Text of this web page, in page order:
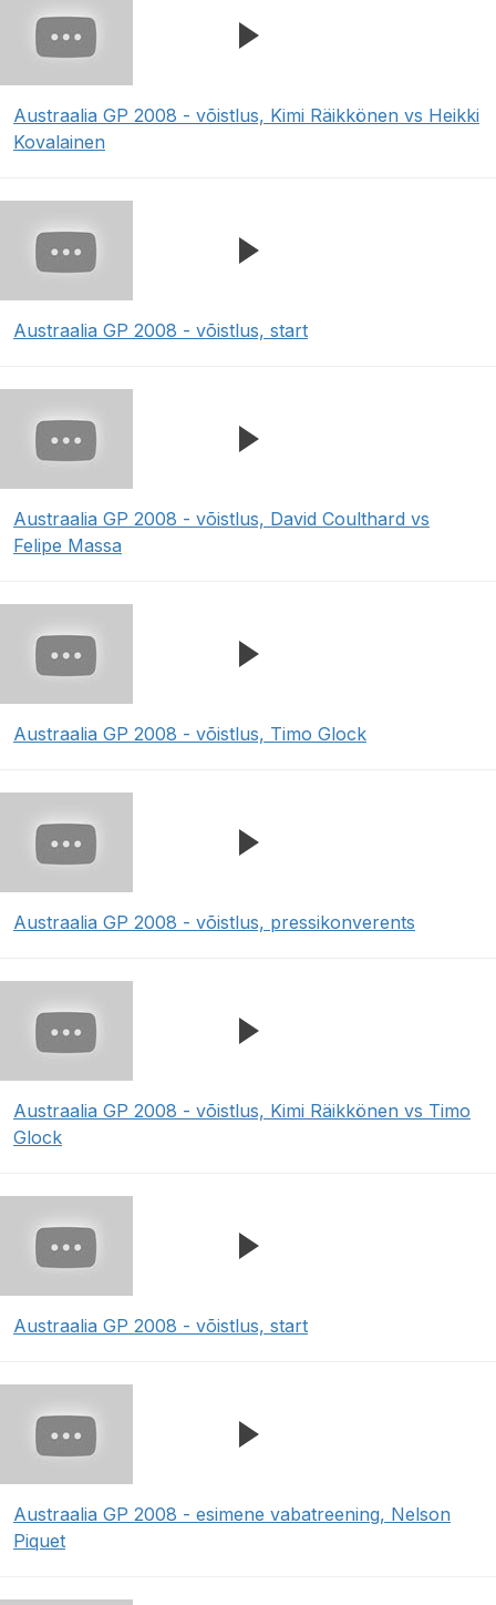
Austraalia GP 2008 - võistlus, Kimi Räikkönen vs Heikki
Kovalainen
Austraalia GP 2008 - võistlus, start
Austraalia GP 2008 - võistlus, David Coulthard vs
Felipe Massa
Austraalia GP 2008 - võistlus, Timo Glock
Austraalia GP 2008 - võistlus, pressikonverents
Austraalia GP 2008 - võistlus, Kimi Räikkönen vs Timo
Glock
Austraalia GP 2008 - võistlus, start
Austraalia GP 2008 - esimene vabatreening, Nelson
Piquet